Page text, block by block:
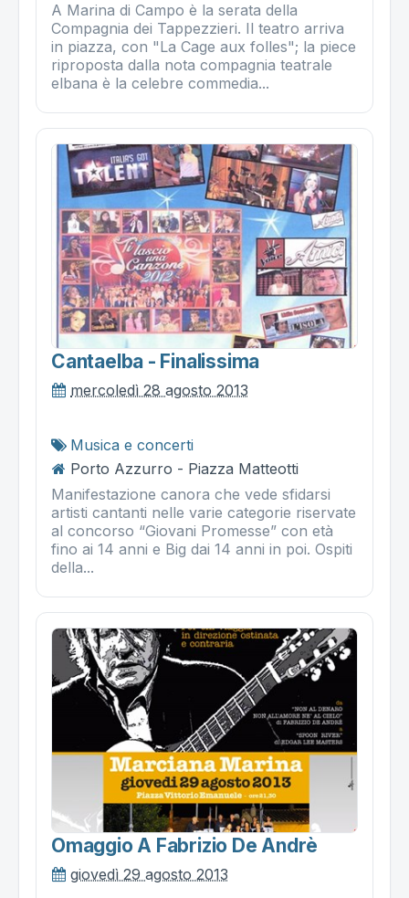
A Marina di Campo è la serata della
Compagnia dei Tappezzieri. Il teatro arriva
in piazza, con "La Cage aux folles"; la piece
riproposta dalla nota compagnia teatrale
elbana è la celebre commedia...
Cantaelba - Finalissima
mercoledì 28 agosto 2013
Musica e concerti
Porto Azzurro - Piazza Matteotti
Manifestazione canora che vede sfidarsi
artisti cantanti nelle varie categorie riservate
al concorso “Giovani Promesse” con età
fino ai 14 anni e Big dai 14 anni in poi. Ospiti
della...
Omaggio A Fabrizio De Andrè
giovedì 29 agosto 2013